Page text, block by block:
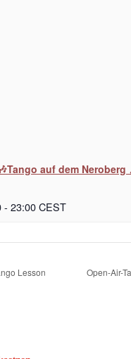
auf dem Neroberg
- 23:00CEST
Lesson Open-Air-